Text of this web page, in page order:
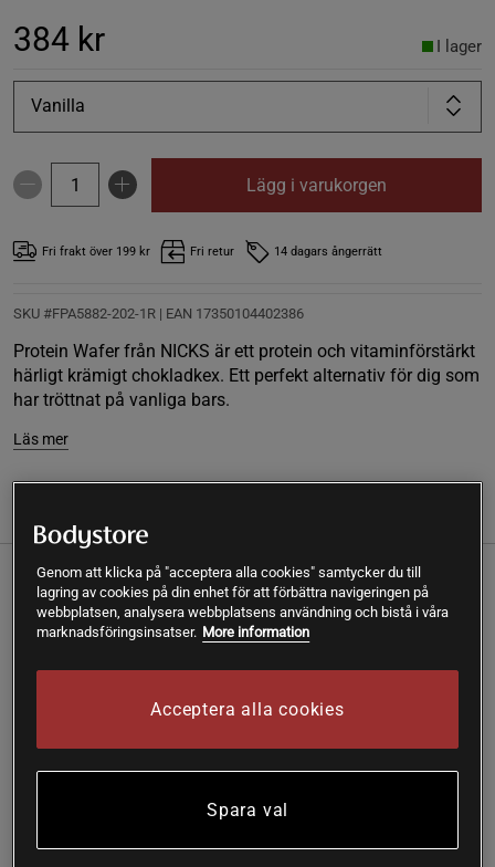
384 kr I lager
Vanilla
Lägg i varukorgen
Fri frakt över 199 kr Fri retur 14 dagars ångerrätt
SKU #FPA5882-202-1R | EAN 17350104402386
Protein Wafer från NICKS är ett protein och vitaminförstärkt
härligt krämigt chokladkex. Ett perfekt alternativ för dig som
har tröttnat på vanliga bars.
Läs mer
Protein Wafer från NICKS är ett protein och vitaminförstärkt
härligt krämigt chokladkex. Ett perfekt alternativ för dig som
har tröttnat på vanliga bars.
ersättare till vanlig kexchoklad och annat godis. Protein
innehåller vitaminer och mineraler. Ett mycket gott
mellanmål eller alternativ till vanliga bars. Den gör sig även
mycket bra direkt efter träning.
Genom att klicka på "acceptera alla cookies" samtycker du till
lagring av cookies på din enhet för att förbättra navigeringen på
webbplatsen, analysera webbplatsens användning och bistå i våra
marknadsföringsinsatser. More information
Acceptera alla cookies
Spara val